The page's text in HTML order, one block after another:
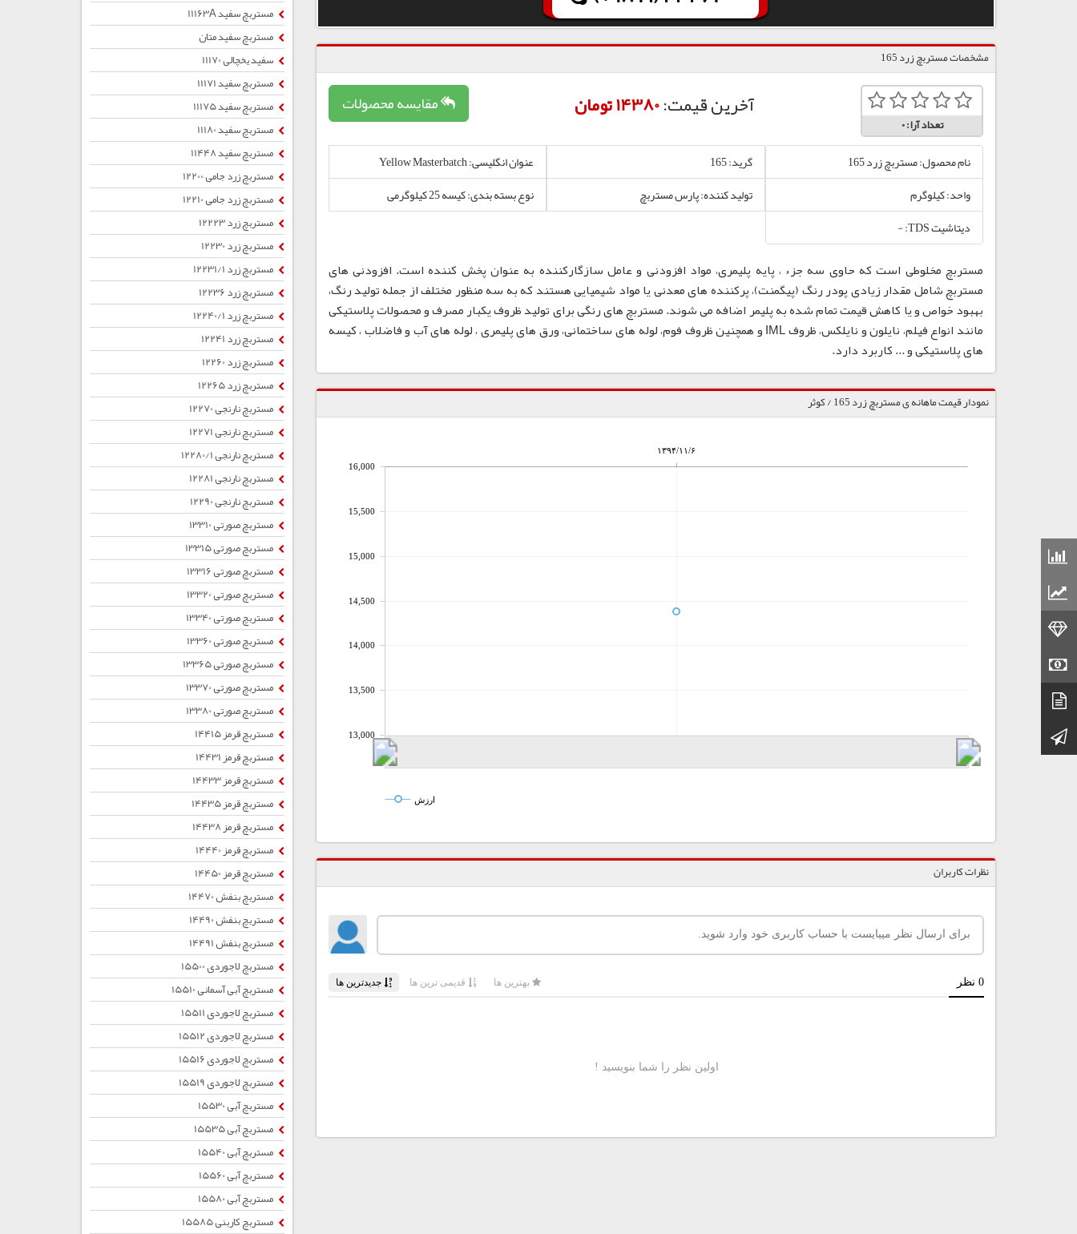
کانال تلگرام
مشخصات مستربچ زرد 165
تعداد آرا:0
مقایسه محصولات آخرین قیمت:14380 تومان
نام محصول: مستربچ زرد 165 گرید: 165
عنوان انگلیسی: Yellow Masterbatch
واحد: کیلوگرم
تولید کننده: پارس مستربچ
نوع بسته بندی: کیسه 25 کیلوگرمی
دیتاشیت TDS: -
مستربچ مخلوطی است که حاوی سه جزء ، پایه پلیمری، مواد افزودنی و عامل سازگارکننده به عنوان پخش کننده است. افزودنی های
مستربچ شامل مقدار زیادی پودر رنگ (پیگمنت)، پرکننده های معدنی یا مواد شیمیایی هستند که به سه منظور مختلف از جمله تولید رنگ،
بهبود خواص و یا کاهش قیمت تمام شده به پلیمر اضافه می شوند. مستربچ های رنگی برای تولید ظروف یکبار مصرف و محصولات پلاستیکی
مانند انواع فیلم، نایلون و نایلکس، ظروف IML و همچنین ظروف فوم، لوله های ساختمانی، ورق های پلیمری ، لوله های آب و فاضلاب ، کیسه
های پلاستیکی و ... کاربرد دارد.
نمودار قیمت ماهانه ی مستربچ زرد 165 / کوثر
۱۳۹۴/۱۱/۶
13,000
13,500
14,000
14,500
15,000
15,500
16,000
ارزش
نظرات کاربران
مستربچ سفید 11163A
مستربچ سفید متان
سفید یخچالی 11170
مستربچ سفید 11171
مستربچ سفید 11175
مستربچ سفید 11180
مستربچ سفید 11448
مستربچ زرد جامی 12200
مستربچ زرد جامی 12210
مستربچ زرد 12223
مستربچ زرد 12230
مستربچ زرد 12231/1
مستربچ زرد 12236
مستربچ زرد 12240/1
مستربچ زرد 12241
مستربچ زرد 12260
مستربچ زرد 12265
مستربچ نارنجی 12270
مستربچ نارنجی 12271
مستربچ نارنجی 12280/1
مستربچ نارنجی 12281
مستربچ نارنجی 12290
مستربچ صورتی 13310
مستربچ صورتی 13315
مستربچ صورتی 13316
مستربچ صورتی 13320
مستربچ صورتی 13340
مستربچ صورتی 13360
مستربچ صورتی 13365
مستربچ صورتی 13370
مستربچ صورتی 13380
مستربچ قرمز 14415
مستربچ قرمز 14431
مستربچ قرمز 14433
مستربچ قرمز 14435
مستربچ قرمز 14438
مستربچ قرمز 14440
مستربچ قرمز 14450
مستربچ بنفش 14470
مستربچ بنفش 14490
مستربچ بنفش 14491
مستربچ لاجوردی 15500
مستربچ آبی آسمانی 15510
مستربچ لاجوردی 15511
مستربچ لاجوردی 15512
مستربچ لاجوردی 15516
مستربچ لاجوردی 15519
مستربچ آبی 15530
مستربچ آبی 15535
مستربچ آبی 15540
مستربچ آبی 15560
مستربچ آبی 15580
مستربچ کاربنی 15585